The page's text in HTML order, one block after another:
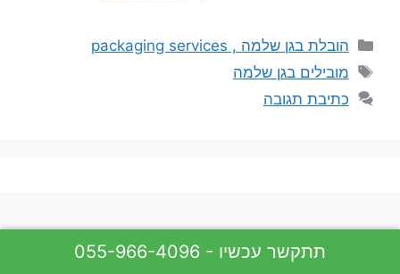
קטגוריות
הובלת בגן שלמה , packaging services
תגיות
מובילים בגן שלמה
כתיבת תגובה
055-966-4096 - תתקשר עכשיו